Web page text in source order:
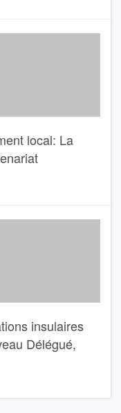
local: La
insulaires
Délégué,